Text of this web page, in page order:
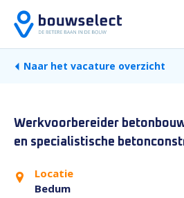
Naar het vacature overzicht
Werkvoorbereider
en specialistische
Locatie
Bedum